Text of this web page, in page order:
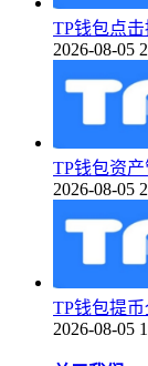
TP钱包点
2026-08-05
TP钱包资
2026-08-05
TP钱包提
2026-08-05